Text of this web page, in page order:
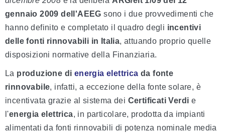
gennaio 2009 dell'AEEG sono i due provvedimenti che
hanno definito e completato il quadro degli incentivi
delle fonti rinnovabili in Italia, attuando proprio quelle
disposizioni normative della Finanziaria.
La produzione di energia elettrica da fonte
rinnovabile, infatti, a eccezione della fonte solare, è
incentivata grazie al sistema dei Certificati Verd i e
l'energia elettrica, in particolare, prodotta da impianti
alimentati da fonti rinnovabili di potenza nominale media